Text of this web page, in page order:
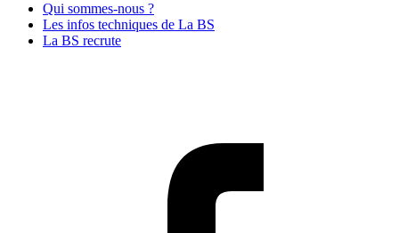
Qui sommes-nous ?
Les infos techniques de La BS
La BS recrute